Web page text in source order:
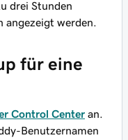
drei Stunden
angezeigt werden.
für eine
Control Center an.
Benutzernamen